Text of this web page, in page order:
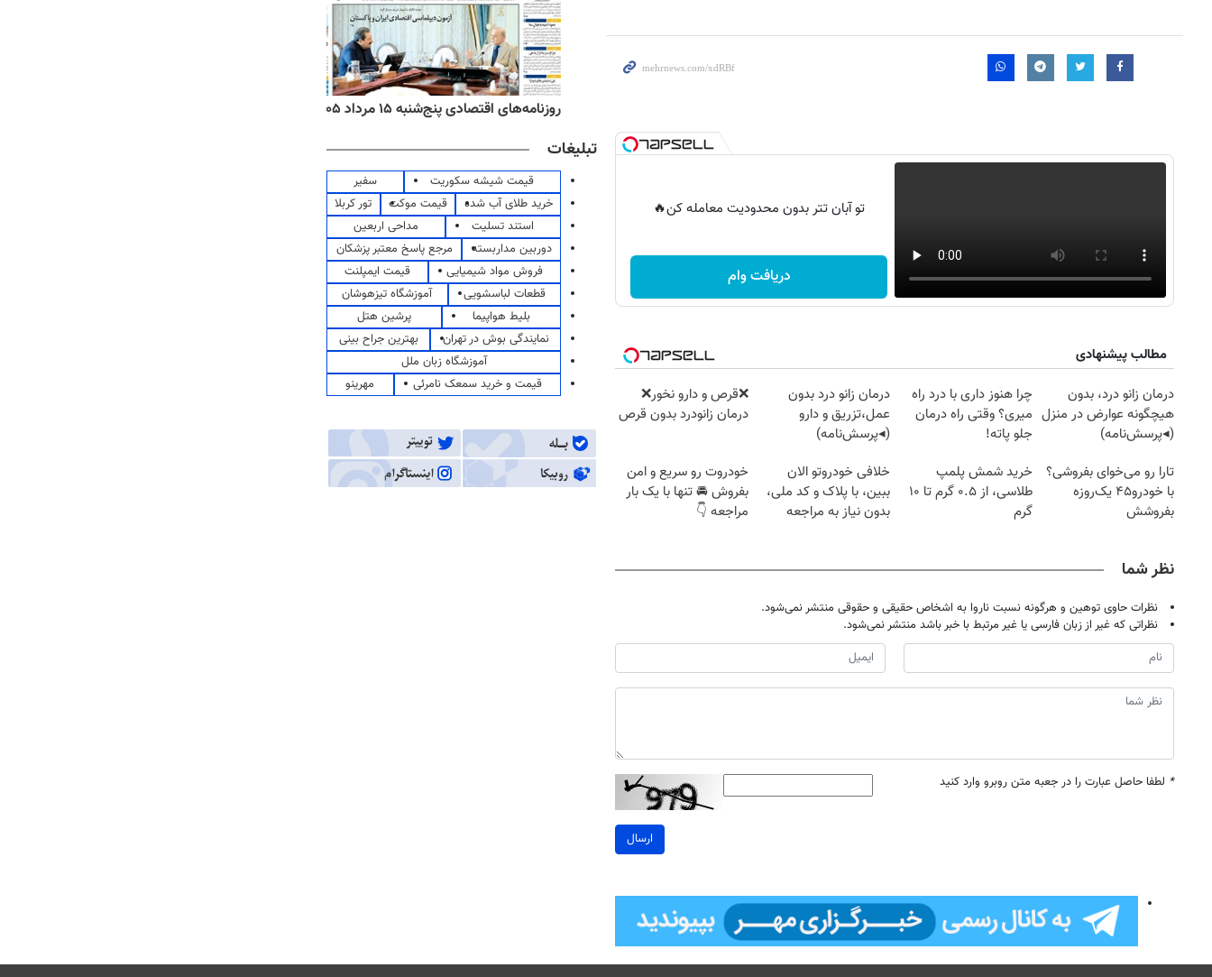
تو آبان تتر بدون محدودیت معامله کن🔥
دریافت وام
مطالب پیشنهادی
درمان زانو درد، بدون
هیچگونه عوارض در منزل
(◂پرسش‌نامه)
چرا هنوز داری با درد راه
میری؟ وقتی راه درمان
جلو پاته!
درمان زانو درد بدون
عمل،تزریق و دارو
(◂پرسش‌نامه)
❌قرص‌ و دارو نخور❌
درمان زانودرد بدون قرص
تارا رو می‌خوای بفروشی؟
با خودرو۴۵ یک‌روزه
بفروشش
خرید شمش پلمپ
طلاسی، از ۰.۵ گرم تا ۱۰
گرم
خلافی خودروتو الان
ببین، با پلاک و کد ملی،
بدون نیاز به مراجعه
خودروت رو سریع و امن
بفروش 🚘 تنها با یک بار
مراجعه 👇
نظر شما
نظرات حاوی توهین و هرگونه نسبت ناروا به اشخاص حقیقی و حقوقی منتشر نمی‌شود.
نظراتی که غیر از زبان فارسی یا غیر مرتبط با خبر باشد منتشر نمی‌شود.
* لطفا حاصل عبارت را در جعبه متن روبرو وارد کنید
ارسال
روزنامه‌های اقتصادی پنج‌شنبه ۱۵ مرداد ۱۴۰۵
تبلیغات
قیمت شیشه سکوریت
سفیر
خرید طلای آب شده
قیمت موکت
تور کربلا
استند تسلیت
مداحی اربعین
دوربین مداربسته
مرجع پاسخ معتبر پزشکان
فروش مواد شیمیایی
قیمت ایمپلنت
قطعات لباسشویی
آموزشگاه تیزهوشان
بلیط هواپیما
پرشین هتل
نمایندگی بوش در تهران
بهترین جراح بینی
آموزشگاه زبان ملل
قیمت و خرید سمعک نامرئی
مهرینو